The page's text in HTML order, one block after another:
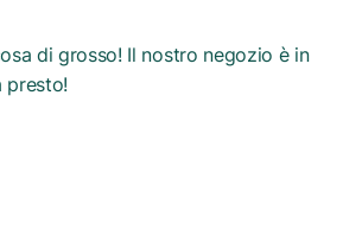
di grosso! Il nostro negozio è in
presto!